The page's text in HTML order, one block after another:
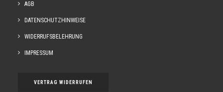
IN DEN WARENKORB
AGB
DATENSCHUTZHINWEISE
WIDERRUFSBELEHRUNG
IMPRESSUM
VERTRAG WIDERRUFEN